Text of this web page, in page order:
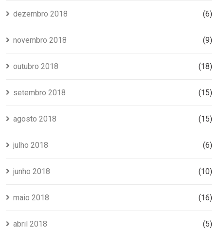
dezembro 2018 (6)
novembro 2018 (9)
outubro 2018 (18)
setembro 2018 (15)
agosto 2018 (15)
julho 2018 (6)
junho 2018 (10)
maio 2018 (16)
abril 2018 (5)